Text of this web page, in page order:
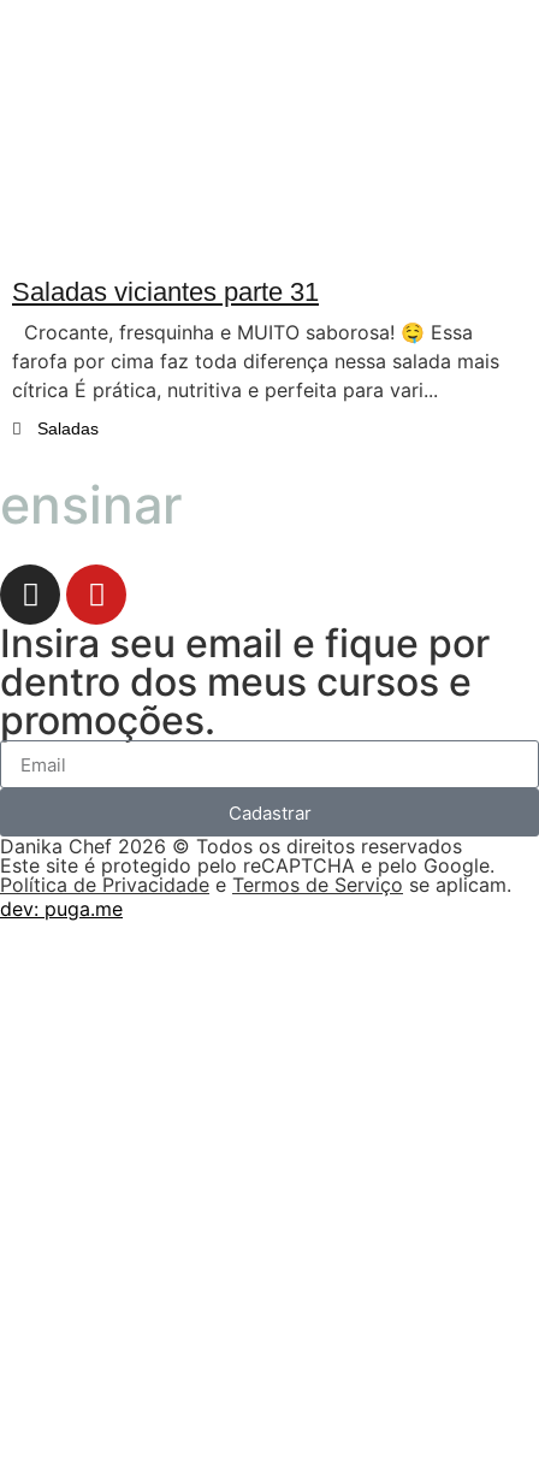
Saladas viciantes parte 31
Crocante, fresquinha e MUITO saborosa! 🤤 Essa
farofa por cima faz toda diferença nessa salada mais
cítrica É prática, nutritiva e perfeita para vari...
Saladas
ensinar
Insira seu email e fique por
dentro dos meus cursos e
promoções.
Cadastrar
Danika Chef 2026 © Todos os direitos reservados
Este site é protegido pelo reCAPTCHA e pelo Google.
Política de Privacidade e Termos de Serviço se aplicam.
dev: puga.me